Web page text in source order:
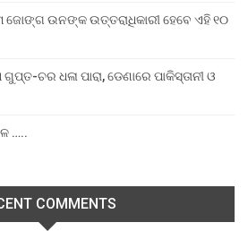
ଉନଙ୍କ ଉତ୍ତରାଧିକାରୀ ହେବେ ଏହି ୧୦
ଚର ଧଳା ପାରା, ଡେଣାରେ ପାକିସ୍ତାନୀ ଓ
…..
COMMENTS